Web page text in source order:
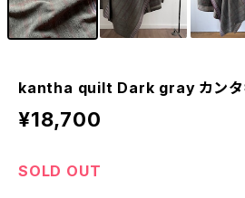
kantha quilt Dark gray カンタ
¥18,700
SOLD OUT